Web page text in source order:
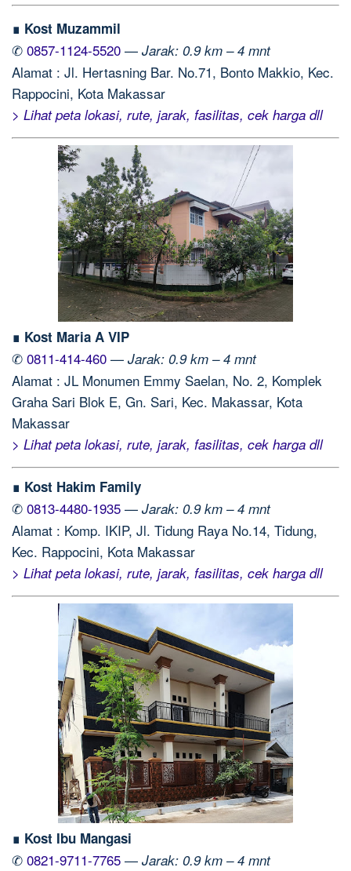
∎ Kost Muzammil
✆ 0857-1124-5520 — Jarak: 0.9 km – 4 mnt
Alamat : Jl. Hertasning Bar. No.71, Bonto Makkio, Kec.
Rappocini, Kota Makassar
> Lihat peta lokasi, rute, jarak, fasilitas, cek harga dll
∎ Kost Maria A VIP
✆ 0811-414-460 — Jarak: 0.9 km – 4 mnt
Alamat : JL Monumen Emmy Saelan, No. 2, Komplek
Graha Sari Blok E, Gn. Sari, Kec. Makassar, Kota
Makassar
> Lihat peta lokasi, rute, jarak, fasilitas, cek harga dll
∎ Kost Hakim Family
✆ 0813-4480-1935 — Jarak: 0.9 km – 4 mnt
Alamat : Komp. IKIP, Jl. Tidung Raya No.14, Tidung,
Kec. Rappocini, Kota Makassar
> Lihat peta lokasi, rute, jarak, fasilitas, cek harga dll
∎ Kost Ibu Mangasi
✆ 0821-9711-7765 — Jarak: 0.9 km – 4 mnt